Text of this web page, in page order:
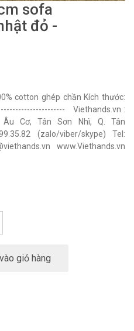
sofa
đỏ -
cotton ghép chần Kích thước:
Viethands.vn :
Âu Cơ, Tân Sơn Nhì, Q. Tân
(zalo/viber/skype) Tel:
www.Viethands.vn
giỏ hàng